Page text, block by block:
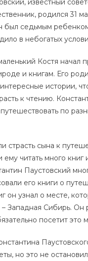
известный
родился 31
был седьмым
в небогатых
Костя начал
и книгам. Его
истории,
к чтению.
по
страсть сына к
ему читать много книг
Паустовский
его книги о
он узнал о месте,
– Западная Сибирь. Он
посетит это
но это не